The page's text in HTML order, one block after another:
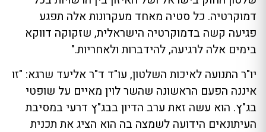
דמוקרטיה. כל סטיה מאחד מעקרונות אלה תפגע
פגיעה קשה בדמוקרטיה הישראלית, שזקוקה דווקא
בימים אלה לרגיעה, להידברות ולאחריות."
יו"ר התנועה לאיכות השלטון, עו"ד ד"ר אליעד שרגא: "זו
איננה הפעם הראשונה שהשר לוין מאיים על שופטי
בג"ץ. הוא עשה זאת ערב הדיון בבג"ץ דרעי במסיבת
העיתונאים הידועה לשמצה בה הוא הציג את תכנית